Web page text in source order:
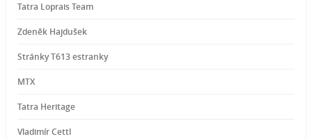
Tatra Loprais Team
Zdeněk Hajdušek
Stránky T613 estranky
MTX
Tatra Heritage
Vladimír Cettl